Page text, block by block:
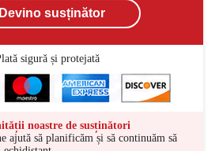
Devino susținător
sigură și protejată
noastre de susținători
ajută să planificăm și să continuăm să